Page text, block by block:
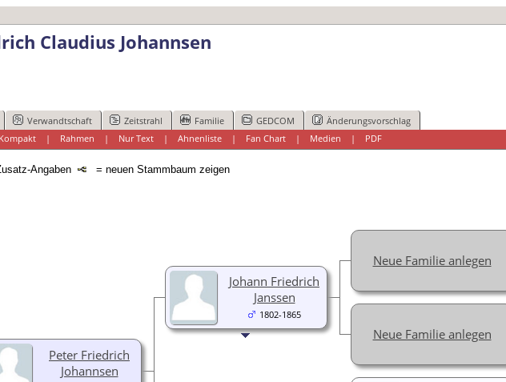
Claudius Johannsen
Verwandtschaft Zeitstrahl Familie GEDCOM
Änderungsvorschlag
Kompakt| Rahmen | Nur Text| Ahnenliste| Fan Chart| Medien | PDF
Angaben = neuen Stammbaum zeigen
Peter Friedrich
Johannsen
Johann Friedrich
Janssen
1802-1865
Neue Familie anlegen
Neue Familie anlegen